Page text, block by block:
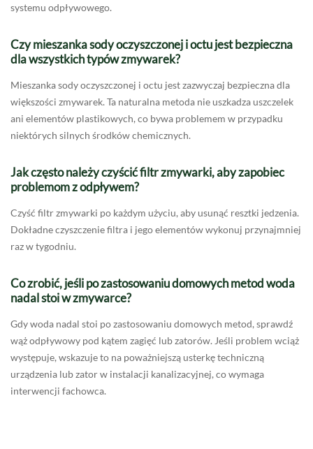
systemu odpływowego.
Czy mieszanka sody oczyszczonej i octu jest bezpieczna
dla wszystkich typów zmywarek?
Mieszanka sody oczyszczonej i octu jest zazwyczaj bezpieczna dla
większości zmywarek. Ta naturalna metoda nie uszkadza uszczelek
ani elementów plastikowych, co bywa problemem w przypadku
niektórych silnych środków chemicznych.
Jak często należy czyścić filtr zmywarki, aby zapobiec
problemom z odpływem?
Czyść filtr zmywarki po każdym użyciu, aby usunąć resztki jedzenia.
Dokładne czyszczenie filtra i jego elementów wykonuj przynajmniej
raz w tygodniu.
Co zrobić, jeśli po zastosowaniu domowych metod woda
nadal stoi w zmywarce?
Gdy woda nadal stoi po zastosowaniu domowych metod, sprawdź
wąż odpływowy pod kątem zagięć lub zatorów. Jeśli problem wciąż
występuje, wskazuje to na poważniejszą usterkę techniczną
urządzenia lub zator w instalacji kanalizacyjnej, co wymaga
interwencji fachowca.